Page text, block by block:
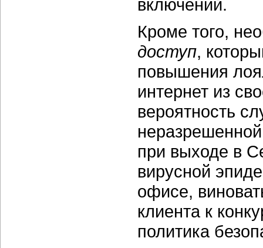
включений.
Кроме того,
доступ,
повышения
интернет из
вероятность
при выходе в
вирусной
офисе,
клиента к
политика